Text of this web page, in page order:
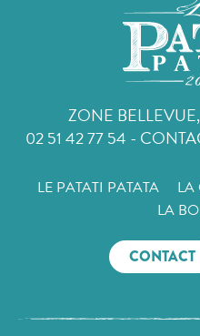
ZONE
02 51 42 77 54 -
LE PATATI PATATA LA
LA
CONTACT